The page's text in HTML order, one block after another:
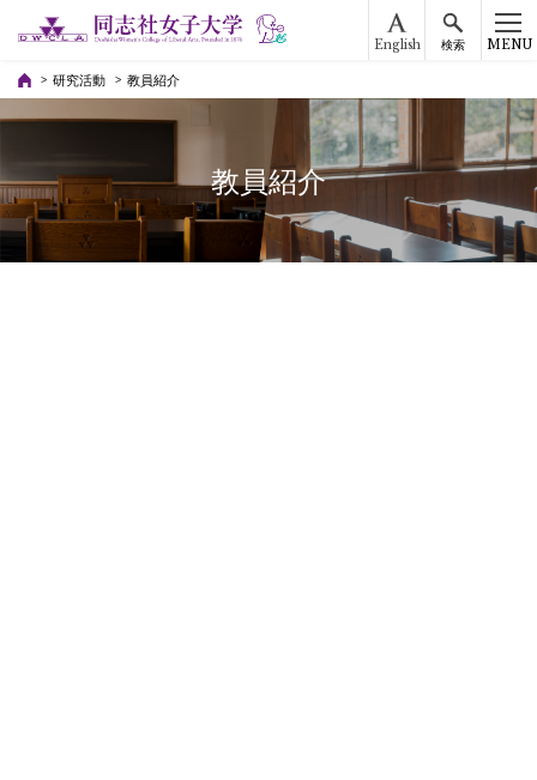
English 検索 MENU
研究活動 教員紹介
教員紹介